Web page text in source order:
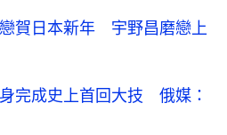
賀日本新年 宇野昌磨戀上
完成史上首回大技 俄媒：